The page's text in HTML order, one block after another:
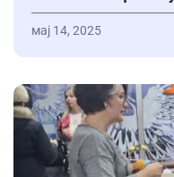
мај 14, 2025